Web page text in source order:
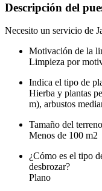
Descripción del
Necesito un servicio de
Motivación de la
Limpieza por
Indica el tipo de
Hierba y plantas
m), arbustos
Tamaño del
Menos de 100 m2
¿Cómo es el tipo
desbrozar?
Plano